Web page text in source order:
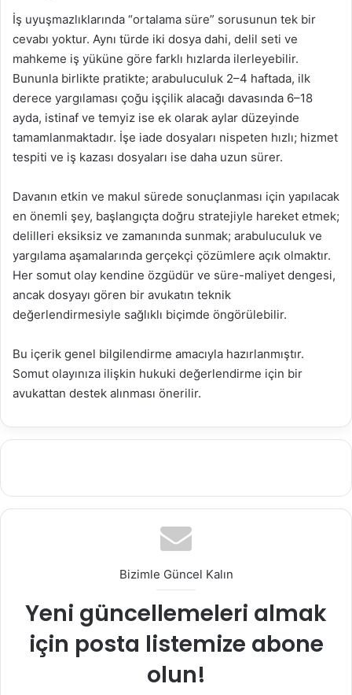
İş uyuşmazlıklarında “ortalama süre” sorusunun tek bir
cevabı yoktur. Aynı türde iki dosya dahi, delil seti ve
mahkeme iş yüküne göre farklı hızlarda ilerleyebilir.
Bununla birlikte pratikte; arabuluculuk 2–4 haftada, ilk
derece yargılaması çoğu işçilik alacağı davasında 6–18
ayda, istinaf ve temyiz ise ek olarak aylar düzeyinde
tamamlanmaktadır. İşe iade dosyaları nispeten hızlı; hizmet
tespiti ve iş kazası dosyaları ise daha uzun sürer.
Davanın etkin ve makul sürede sonuçlanması için yapılacak
en önemli şey, başlangıçta doğru stratejiyle hareket etmek;
delilleri eksiksiz ve zamanında sunmak; arabuluculuk ve
yargılama aşamalarında gerçekçi çözümlere açık olmaktır.
Her somut olay kendine özgüdür ve süre-maliyet dengesi,
ancak dosyayı gören bir avukatın teknik
değerlendirmesiyle sağlıklı biçimde öngörülebilir.
Bu içerik genel bilgilendirme amacıyla hazırlanmıştır.
Somut olayınıza ilişkin hukuki değerlendirme için bir
avukattan destek alınması önerilir.
Bizimle Güncel Kalın
Yeni güncellemeleri almak
için posta listemize abone
olun!